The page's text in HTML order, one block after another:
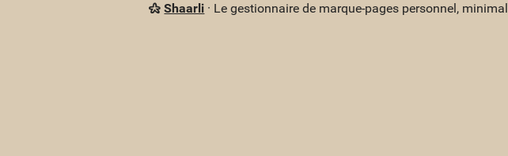
Shaarli · Le gestionnaire de marque-pages personnel,